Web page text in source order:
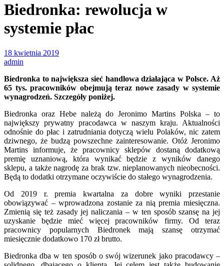
Biedronka: rewolucja w
systemie płac
18 kwietnia 2019
admin
Biedronka to największa sieć handlowa działająca w Polsce. Aż
65 tys. pracowników obejmują teraz nowe zasady w systemie
wynagrodzeń. Szczegóły poniżej.
Biedronka oraz Hebe należą do Jeronimo Martins Polska – to
największy prywatny pracodawca w naszym kraju. Aktualności
odnośnie do płac i zatrudniania dotyczą wielu Polaków, nic zatem
dziwnego, że budzą powszechne zainteresowanie. Otóż Jeronimo
Martins informuje, że pracownicy sklepów dostaną dodatkową
premię uznaniową, która wynikać będzie z wyników danego
sklepu, a także nagrodę za brak tzw. nieplanowanych nieobecności.
Będą to dodatki otrzymane oczywiście do stałego wynagrodzenia.
Od 2019 r. premia kwartalna za dobre wyniki przestanie
obowiązywać – wprowadzona zostanie za nią premia miesięczna.
Zmienią się też zasady jej naliczania – w ten sposób szansę na jej
uzyskanie będzie mieć więcej pracowników firmy. Od teraz
pracownicy popularnych Biedronek mają szansę otrzymać
miesięcznie dodatkowo 170 zł brutto.
Biedronka dba w ten sposób o swój wizerunek jako pracodawcy –